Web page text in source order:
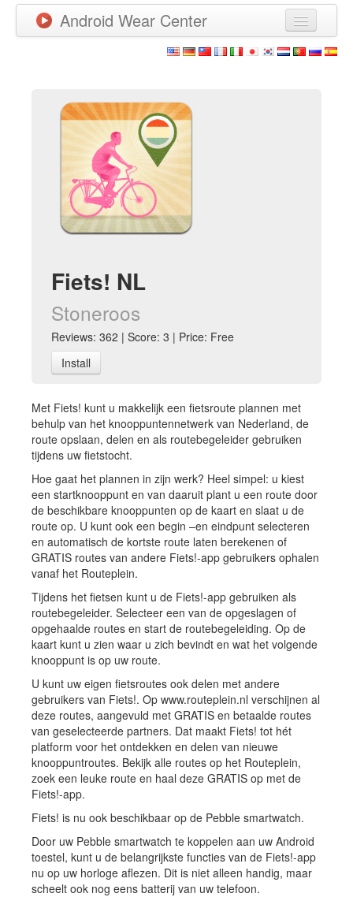
Android Wear Center
Games
New Releases
Watchfaces
More
Fiets! NL
Stoneroos
Reviews: 362 | Score: 3 | Price: Free
Install
Met Fiets! kunt u makkelijk een fietsroute plannen met
behulp van het knooppuntennetwerk van Nederland, de
route opslaan, delen en als routebegeleider gebruiken
tijdens uw fietstocht.
Hoe gaat het plannen in zijn werk? Heel simpel: u kiest
een startknooppunt en van daaruit plant u een route door
de beschikbare knooppunten op de kaart en slaat u de
route op. U kunt ook een begin –en eindpunt selecteren
en automatisch de kortste route laten berekenen of
GRATIS routes van andere Fiets!-app gebruikers ophalen
vanaf het Routeplein.
Tijdens het fietsen kunt u de Fiets!-app gebruiken als
routebegeleider. Selecteer een van de opgeslagen of
opgehaalde routes en start de routebegeleiding. Op de
kaart kunt u zien waar u zich bevindt en wat het volgende
knooppunt is op uw route.
U kunt uw eigen fietsroutes ook delen met andere
gebruikers van Fiets!. Op www.routeplein.nl verschijnen al
deze routes, aangevuld met GRATIS en betaalde routes
van geselecteerde partners. Dat maakt Fiets! tot hét
platform voor het ontdekken en delen van nieuwe
knooppuntroutes. Bekijk alle routes op het Routeplein,
zoek een leuke route en haal deze GRATIS op met de
Fiets!-app.
Fiets! is nu ook beschikbaar op de Pebble smartwatch.
Door uw Pebble smartwatch te koppelen aan uw Android
toestel, kunt u de belangrijkste functies van de Fiets!-app
nu op uw horloge aflezen. Dit is niet alleen handig, maar
scheelt ook nog eens batterij van uw telefoon.